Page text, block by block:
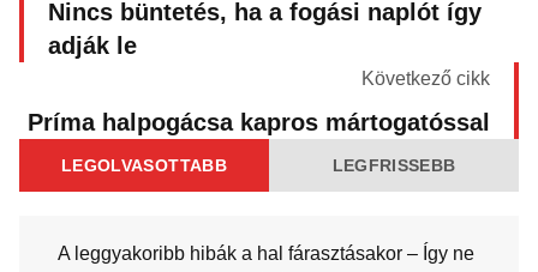
Nincs büntetés, ha a fogási naplót így
adják le
Következő cikk
Príma halpogácsa kapros mártogatóssal
LEGOLVASOTTABB LEGFRISSEBB
A leggyakoribb hibák a hal fárasztásakor – Így ne